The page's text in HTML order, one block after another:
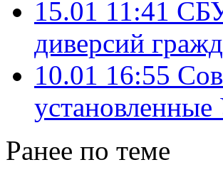
15.01 11:41
диверсий
10.01 16:55
Ранее по теме